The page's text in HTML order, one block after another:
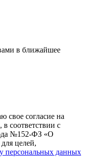
в ближайшее
свое согласие на
соответствии с
№152-ФЗ «О
целей,
персональных данных